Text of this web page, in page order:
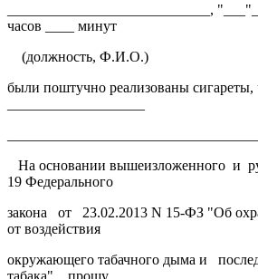
____________________________,
часов ____ минут
(должность, Ф.И.О.)
были поштучно реализованы сигареты,
На основании вышеизложенного и
19 Федерального
закона от 23.02.2013 N 15-ФЗ "Об
от воздействия
окружающего табачного дыма и
табака", прошу